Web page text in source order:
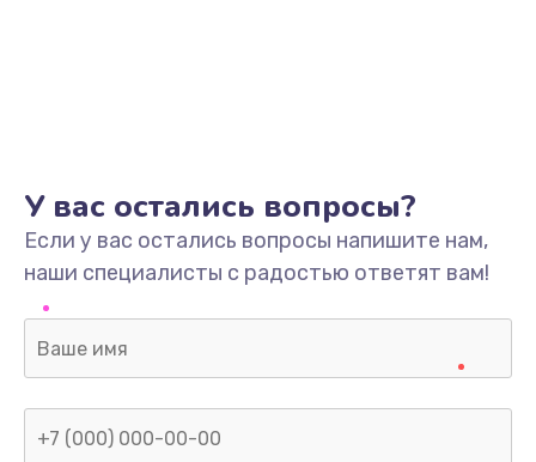
У вас остались вопросы?
Если у вас остались вопросы напишите нам,
наши специалисты с радостью ответят вам!